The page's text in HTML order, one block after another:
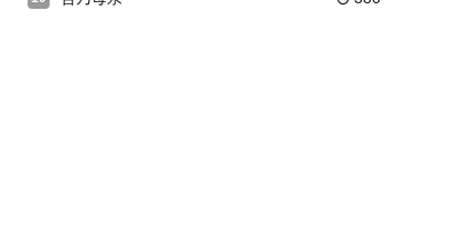
一过程中，新
球范围内取得成功，传奇影业和华纳兄弟影业联手开